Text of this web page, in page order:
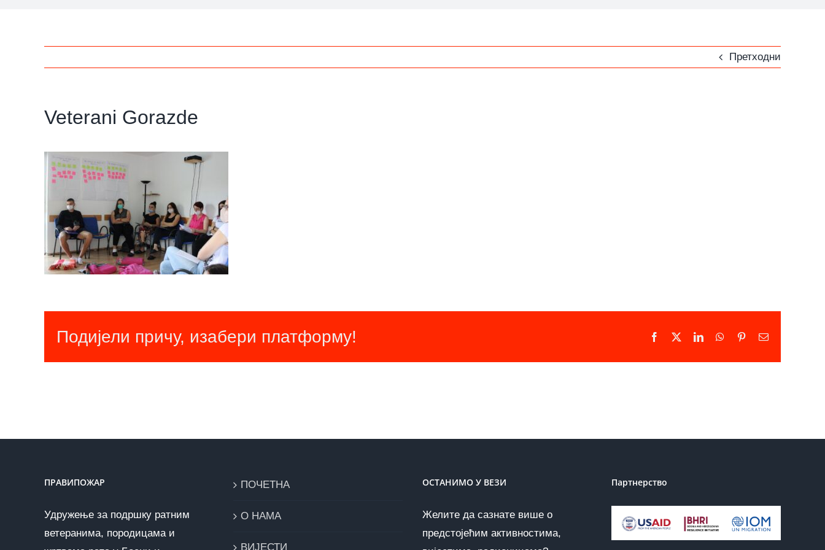
Претходни
Veterani Gorazde
Подијели причу, изабери платформу! Facebook LinkedInWhatsApp
PinterestEmail
ПРАВИПОЖАР
Удружење за подршку ратним
ветеранима, породицама и
ПОЧЕТНА
О НАМА
ВИЈЕСТИ
ОСТАНИМО У ВЕЗИ
Желите да сазнате више о
предстојећим активностима,
Партнерство